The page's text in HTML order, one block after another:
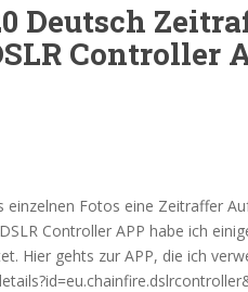
Deutsch
Controller
einzelnen Fotos eine Zeitraffer
Controller APP habe ich
Hier gehts zur APP, die ich